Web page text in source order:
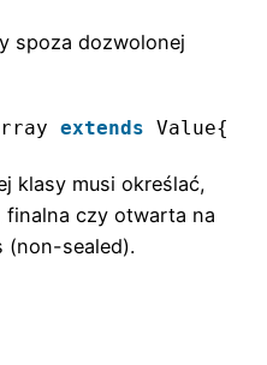
spoza dozwolonej
extends
klasy musi określać,
czy otwarta na
(non-sealed).